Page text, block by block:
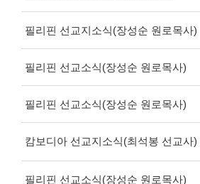
필리핀 선교지소식(장성순 원로목사)
필리핀 선교소식(장성순 원로목사)
필리핀 선교소식(장성순 원로목사)
캄보디아 선교지소식(최석봉 선교사)
필리핀 선교소식(장성순 원로목사)